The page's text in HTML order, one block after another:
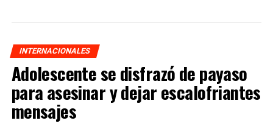
INTERNACIONALES
Adolescente se disfrazó de payaso
para asesinar y dejar escalofriantes
mensajes